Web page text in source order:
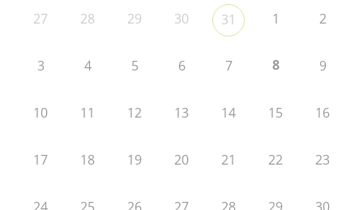
27 28 29 30 31 1 2
3 4 5 6 7 8 9
10 11 12 13 14 15 16
17 18 19 20 21 22 23